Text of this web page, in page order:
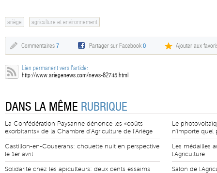
ariège agriculture et environnement
Commentaires 7 Partager sur Facebook0 Ajouter aux
Lien permanent vers l'article:
http://www.ariegenews.com/news-82745.html
DANS LA MÊME RUBRIQUE
La Confédération Paysanne dénonce les «coûts
exorbitants» de la Chambre d'Agriculture de l'Ariège
Castillon-en-Couserans: chouette nuit en perspective
le 1er avril
Solidarité chez les apiculteurs: deux cents essaims
Le
n'importe quel
Les médailles
l'Agriculture
Salon de